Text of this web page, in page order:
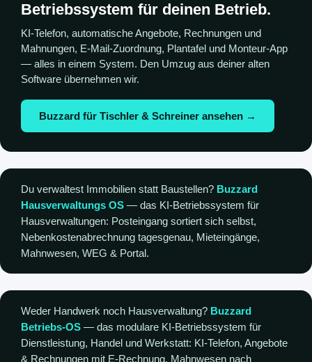
Betriebssystem für deinen Betrieb.
KI-Telefon, automatische Angebote, Rechnungen und
Mahnungen, E-Mail-Zuordnung, Plantafel und Monteur-App
— alles in einem System. Den Umzug aus deiner alten
Software übernehmen wir.
Buzzard für Tischler & Schreiner ansehen →
Du verwaltest Immobilien statt Baustellen? Buzzard
Hausverwaltungs OS — das KI-Betriebssystem für
Hausverwaltungen: Posteingang sortiert sich selbst,
Nebenkostenabrechnung tagesgenau, Mieteingänge,
Mahnwesen, WEG & Portal.
Weder Handwerk noch Hausverwaltung? Buzzard
Betriebs-OS — das modulare KI-Betriebssystem für
Dienstleistung, Handel und Werkstatt: KI-Telefon, Angebote
& Rechnungen mit E-Rechnung, Mahnwesen nach